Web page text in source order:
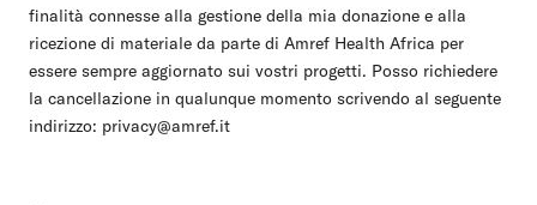
finalità connesse alla gestione della mia donazione e alla
ricezione di materiale da parte di Amref Health Africa per
essere sempre aggiornato sui vostri progetti. Posso richiedere
la cancellazione in qualunque momento scrivendo al seguente
indirizzo: privacy@amref.it